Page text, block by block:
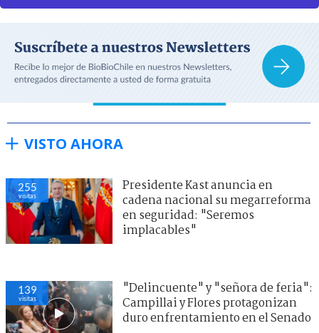
VISTO AHORA
256
visitas
Presidente Kast anuncia en
cadena nacional su megarreforma
en seguridad: "Seremos
implacables"
138
visitas
"Delincuente" y "señora de feria":
Campillai y Flores protagonizan
duro enfrentamiento en el Senado